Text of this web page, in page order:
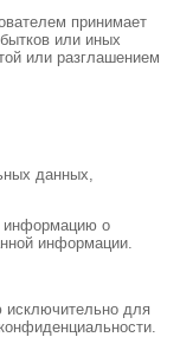
принимает
или иных
или разглашением
данных,
информацию о
информации.
для